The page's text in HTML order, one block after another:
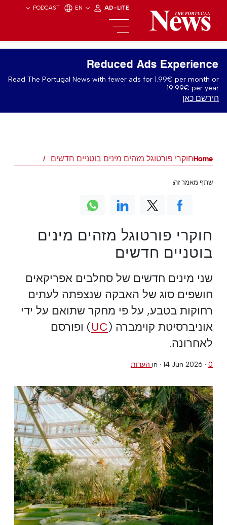
PODCAST EN AD-LITE
Reduced Ads Experience
Read The Portugal News with fewer ads for 1.99€ per month or
19.99€ per year.
הירשם כאן
Homeחוקרי פורטוגל מזהים מינים בוטניים חדשים
חוקרי פורטוגל מזהים מינים
בוטניים חדשים
שני מינים חדשים של סחלבים אפריקאים
חושפים סוג של האבקה שנצפתה לעתים
רחוקות בטבע, על פי מחקר שתואם על ידי
אוניברסיטת קוימברה (UC) ופורסם
לאחרונה.
in · 14 Jun 2026 · 0 הערות
שתף מאמר זה: